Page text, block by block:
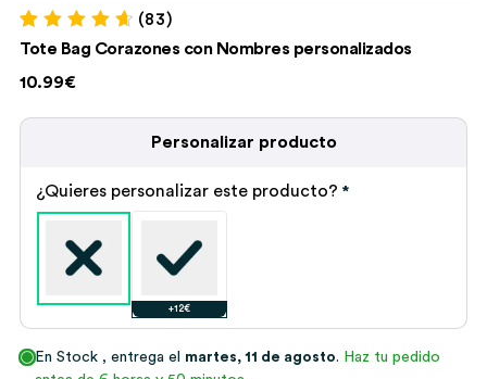
Valorado con
de 5 en
base a
83
de clientes
(83)
Tote Bag Corazones con Nombres personalizados
10.99€
Personalizar producto
¿Quieres personalizar este producto? *
+12€
En Stock , entrega el martes, 11 de agosto. Haz tu pedido